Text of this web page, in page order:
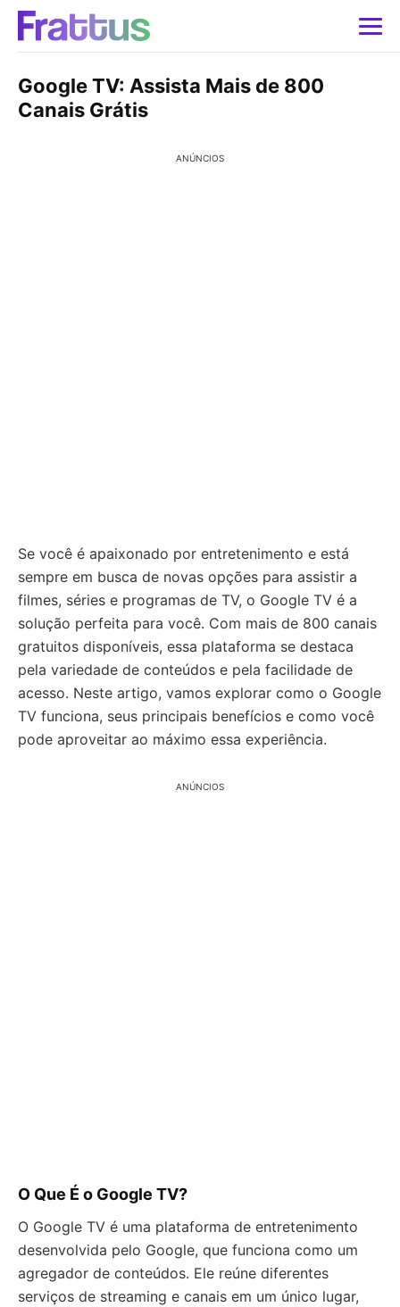
Google TV: Assista Mais de 800
Canais Grátis
ANÚNCIOS
Se você é apaixonado por entretenimento e está
sempre em busca de novas opções para assistir a
filmes, séries e programas de TV, o Google TV é a
solução perfeita para você. Com mais de 800 canais
gratuitos disponíveis, essa plataforma se destaca
pela variedade de conteúdos e pela facilidade de
acesso. Neste artigo, vamos explorar como o Google
TV funciona, seus principais benefícios e como você
pode aproveitar ao máximo essa experiência.
ANÚNCIOS
O Que É o Google TV?
O Google TV é uma plataforma de entretenimento
desenvolvida pelo Google, que funciona como um
agregador de conteúdos. Ele reúne diferentes
serviços de streaming e canais em um único lugar,